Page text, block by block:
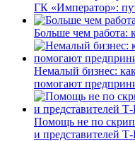
ГК «Император»:
Больше чем работа:
Немалый бизнес:
помогают
Помощь не по
и представителей Т-